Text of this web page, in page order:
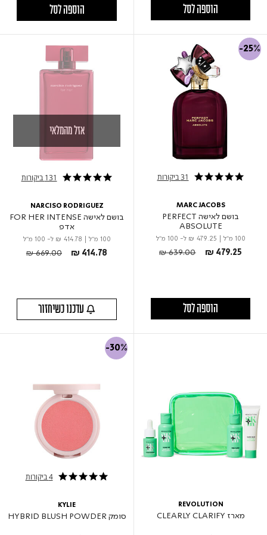
הוספה לסל הוספה לסל
4.9 star rating 31 ביקורות
-25%
MARC JACOBS
בושם לאישה PERFECT
ABSOLUTE
100 מ"ל ₪ 479.25 ל- 100 מ"ל
₪ 479.25
Price reduced from
₪ 639.00to
הוספה לסל
אזל מהמלאי
4.9 star rating 131 ביקורות
NARCISO RODRIGUEZ
בושם לאישה FOR HER INTENSE
אדפ
100 מ"ל ₪ 414.78 ל- 100 מ"ל
₪ 414.78
Price reduced from
₪ 669.00to
REVOLUTION
מארז CLEARLY CLARIFY
5.0 star rating 4 ביקורות
-30%
KYLIE
סומק HYBRID BLUSH POWDER